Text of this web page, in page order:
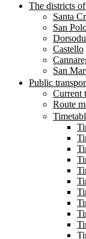
The districts
Santa
San
Castello
San
Public
Current
Route